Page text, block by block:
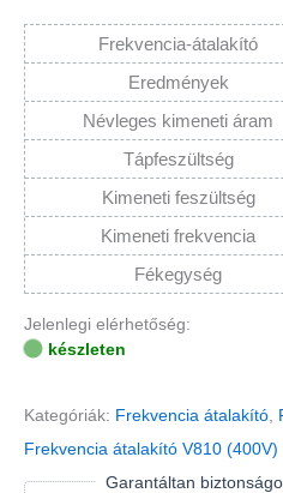
Frekvencia-átalakító
Eredmények
Névleges kimeneti áram
Tápfeszültség
Kimeneti feszültség
Kimeneti frekvencia
Fékegység
Jelenlegi elérhetőség:
készleten
Kategóriák: Frekvencia átalakító
Frekvencia átalakító V810 (400V)
Garantáltan